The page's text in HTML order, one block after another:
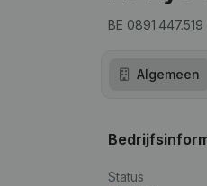
BE 0891.447.519
Algemeen
Status